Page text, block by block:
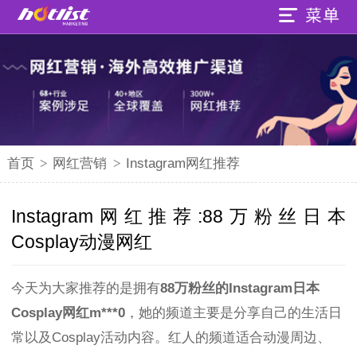
首页 > 网红营销 > Instagram网红推荐
Instagram网红推荐:88万粉丝日本
Cosplay动漫网红
今天为大家推荐的是拥有88万粉丝的Instagram日本
Cosplay网红m***0 ，她的频道主要是分享自己的生活日
常以及Cosplay活动内容。红人的频道适合动漫周边、